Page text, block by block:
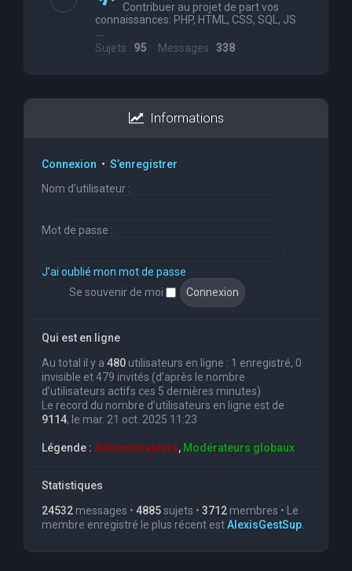
Contribuer au projet de part vos
connaissances: PHP, HTML, CSS, SQL, JS
....
Sujets : 95 Messages : 338
Informations
Connexion • S’enregistrer
Nom d’utilisateur :
Mot de passe :
J’ai oublié mon mot de passe
Se souvenir de moi
Qui est en ligne
Au total il y a 480 utilisateurs en ligne : 1 enregistré, 0
invisible et 479 invités (d’après le nombre
d’utilisateurs actifs ces 5 dernières minutes)
Le record du nombre d’utilisateurs en ligne est de
9114, le mar. 21 oct. 2025 11:23
Légende : Administrateurs, Modérateurs globaux
Statistiques
24532 messages • 4885sujets • 3712 membres • Le
membre enregistré le plus récent estAlexisGestSup.